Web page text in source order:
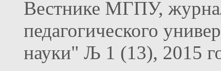
Вестнике МГПУ,
педагогического
науки" Љ 1 (13), 2015